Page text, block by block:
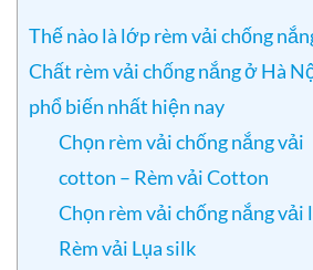
Thế nào là lớp rèm vải chống
Chất rèm vải chống nắng ở Hà
phổ biến nhất hiện nay
Chọn rèm vải chống nắng vải
cotton – Rèm vải Cotton
Chọn rèm vải chống nắng vải
Rèm vải Lụa silk